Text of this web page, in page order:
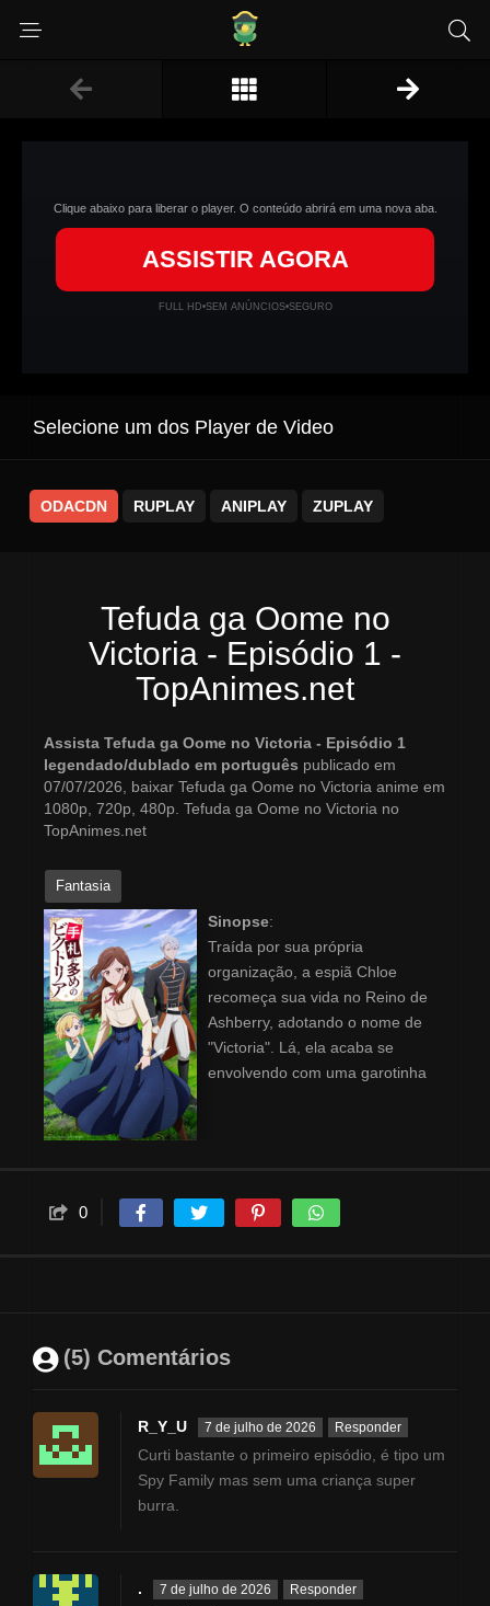
Clique abaixo para liberar o player. O conteúdo abrirá em uma nova aba.
ASSISTIR AGORA
FULL HD•SEM ANÚNCIOS•SEGURO
Selecione um dos Player de Video
ODACDN RUPLAY ANIPLAY ZUPLAY
Tefuda ga Oome no
Victoria - Episódio 1 -
TopAnimes.net
Assista Tefuda ga Oome no Victoria - Episódio 1
legendado/dublado em português publicado em
07/07/2026, baixar Tefuda ga Oome no Victoria anime em
1080p, 720p, 480p. Tefuda ga Oome no Victoria no
TopAnimes.net
Fantasia
Sinopse:
Traída por sua própria
organização, a espiã Chloe
recomeça sua vida no Reino de
Ashberry, adotando o nome de
"Victoria". Lá, ela acaba se
envolvendo com uma garotinha
habilidades de espionagem se
provam novamente úteis.
0
(5) Comentários
R_Y_U 7 de julho de 2026 Responder
Curti bastante o primeiro episódio, é tipo um
Spy Family mas sem uma criança super
burra.
. 7 de julho de 2026 Responder